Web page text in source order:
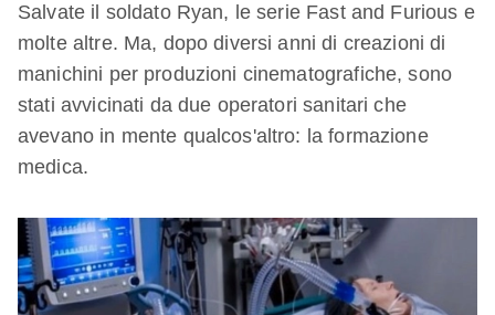
Salvate il soldato Ryan, le serie Fast and Furious e
molte altre. Ma, dopo diversi anni di creazioni di
manichini per produzioni cinematografiche, sono
stati avvicinati da due operatori sanitari che
avevano in mente qualcos'altro: la formazione
medica.